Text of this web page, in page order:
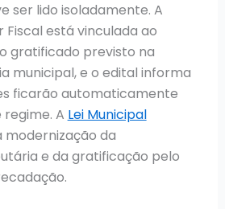
ser lido isoladamente. A
está vinculada ao
gratificado previsto na
municipal, e o edital informa
ficarão automaticamente
A Lei Municipal
da
e da gratificação pelo